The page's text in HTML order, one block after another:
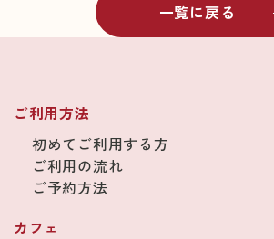
一覧に戻る
ご利用方法
初めてご利用する方
ご利用の流れ
ご予約方法
カフェ